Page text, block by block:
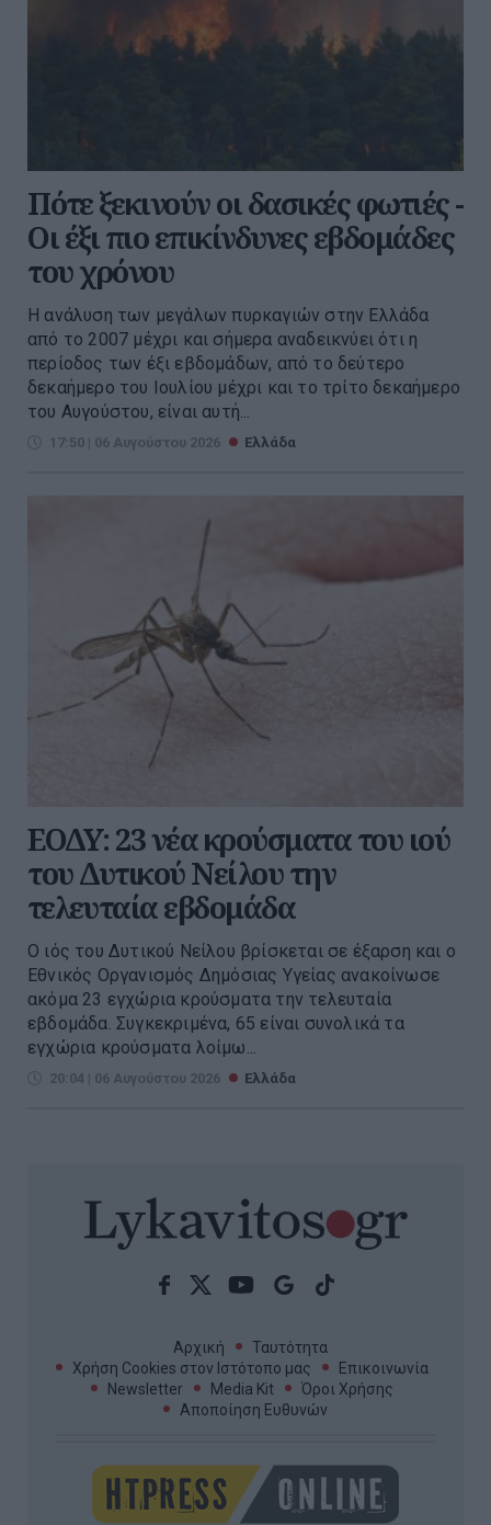
Πότε ξεκινούν οι δασικές φωτιές -
Oι έξι πιο επικίνδυνες εβδομάδες
του χρόνου
Η ανάλυση των μεγάλων πυρκαγιών στην Ελλάδα
από το 2007 μέχρι και σήμερα αναδεικνύει ότι η
περίοδος των έξι εβδομάδων, από το δεύτερο
δεκαήμερο του Ιουλίου μέχρι και το τρίτο δεκαήμερο
του Αυγούστου, είναι αυτή...
17:50 | 06 Αυγούστου 2026 Ελλάδα
ΕΟΔΥ: 23 νέα κρούσματα του ιού
του Δυτικού Νείλου την
τελευταία εβδομάδα
Ο ιός του Δυτικού Νείλου βρίσκεται σε έξαρση και ο
Εθνικός Οργανισμός Δημόσιας Υγείας ανακοίνωσε
ακόμα 23 εγχώρια κρούσματα την τελευταία
εβδομάδα. Συγκεκριμένα, 65 είναι συνολικά τα
εγχώρια κρούσματα λοίμω...
20:04 | 06 Αυγούστου 2026 Ελλάδα
Αρχική
Ταυτότητα
Χρήση Cookies στον Ιστότοπο μας
Επικοινωνία
Newsletter
Media Kit
Όροι Χρήσης
Αποποίηση Ευθυνών